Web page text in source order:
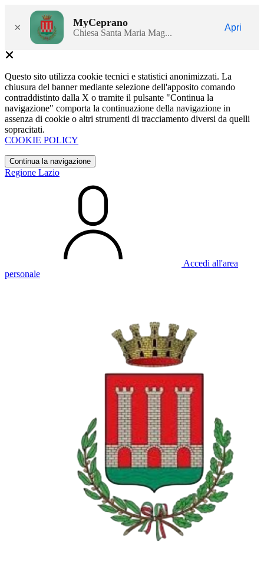
× MyCeprano
Chiesa Santa Maria Mag...
Apri
Questo sito utilizza cookie tecnici e statistici anonimizzati. La
chiusura del banner mediante selezione dell'apposito comando
contraddistinto dalla X o tramite il pulsante "Continua la
navigazione" comporta la continuazione della navigazione in
assenza di cookie o altri strumenti di tracciamento diversi da quelli
sopracitati.
COOKIE POLICY
Continua la navigazione
Regione Lazio
Accedi all'area
personale